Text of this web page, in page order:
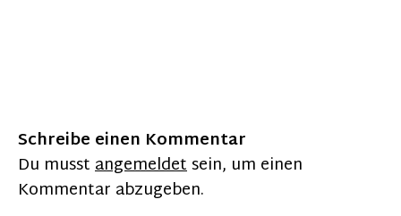
Schreibe einen Kommentar
Du musstangemeldetsein, um einen
Kommentar abzugeben.